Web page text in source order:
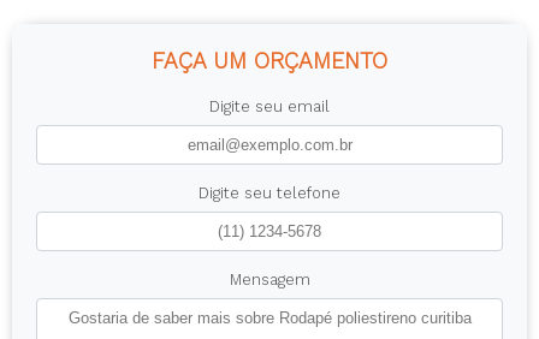
FAÇA UM ORÇAMENTO
Digite seu email
Digite seu telefone
Mensagem